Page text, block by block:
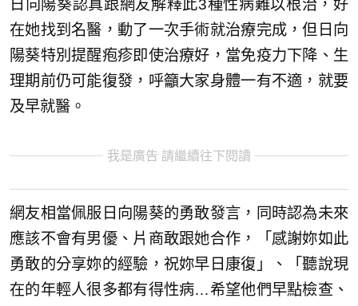
日向陽葵認真跟網友解釋此3種性病難以根治，好
在她找到名醫，動了一次手術就治療完成，但日向
陽葵特別提醒疱疹即使治療好，當免疫力下降、生
理期前仍可能復發，呼籲大家身體一有不適，就要
及早就醫。
我是廣告 請繼續往下閱讀
網友相當佩服日向陽葵的勇敢發言，同時認為未來
應該不會有男優、片商敢跟她合作，「感謝妳如此
勇敢的分享妳的經驗，祝妳早日康復」、「聽說現
在的年輕人很多都有得性病…希望他們早點檢查、